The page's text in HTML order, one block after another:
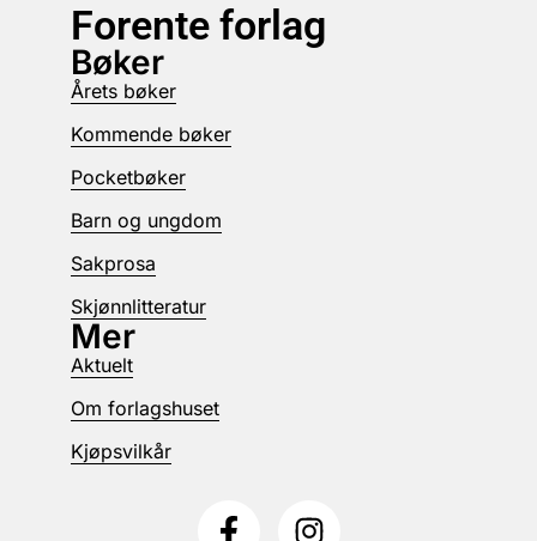
Forente forlag
Bøker
Årets bøker
Kommende bøker
Pocketbøker
Barn og ungdom
Sakprosa
Skjønnlitteratur
Mer
Aktuelt
Om forlagshuset
Kjøpsvilkår